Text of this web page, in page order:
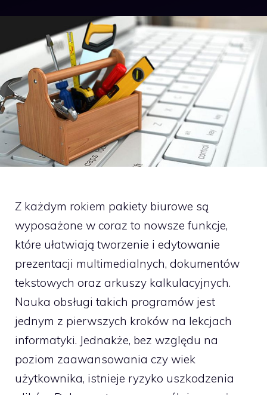
Z każdym rokiem pakiety biurowe są
wyposażone w coraz to nowsze funkcje,
które ułatwiają tworzenie i edytowanie
prezentacji multimedialnych, dokumentów
tekstowych oraz arkuszy kalkulacyjnych.
Nauka obsługi takich programów jest
jednym z pierwszych kroków na lekcjach
informatyki. Jednakże, bez względu na
poziom zaawansowania czy wiek
użytkownika, istnieje ryzyko uszkodzenia